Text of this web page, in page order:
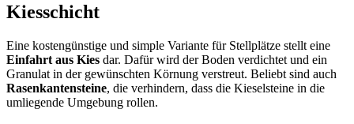
Kiesschicht
Eine kostengünstige und simple Variante für Stellplätze stellt eine
Einfahrt aus Kies dar. Dafür wird der Boden verdichtet und ein
Granulat in der gewünschten Körnung verstreut. Beliebt sind auch
Rasenkantensteine, die verhindern, dass die Kieselsteine in die
umliegende Umgebung rollen.